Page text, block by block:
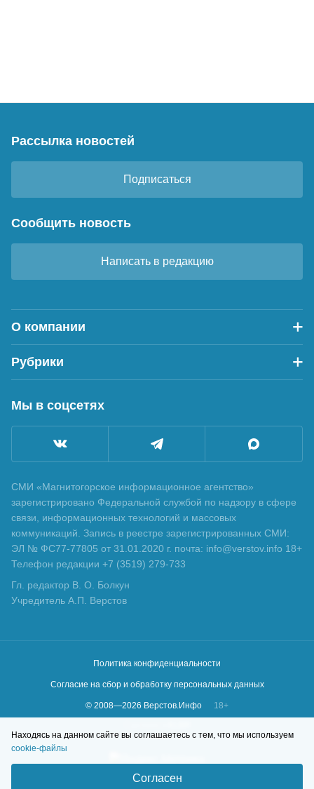
Рассылка новостей
Подписаться
Сообщить новость
Написать в редакцию
О компании
Рубрики
Мы в соцсетях
СМИ «Магнитогорское информационное агентство»
зарегистрировано Федеральной службой по надзору в сфере
связи, информационных технологий и массовых
коммуникаций. Запись в реестре зарегистрированных СМИ:
ЭЛ № ФС77-77805 от 31.01.2020 г. почта: info@verstov.info 18+
Телефон редакции +7 (3519) 279-733
Гл. редактор В. О. Болкун
Учредитель А.П. Верстов
Политика конфиденциальности
Согласие на сбор и обработку персональных данных
© 2008—2026 Верстов.Инфо
18+
Находясь на данном сайте вы соглашаетесь с тем, что мы используем
cookie-файлы
Согласен